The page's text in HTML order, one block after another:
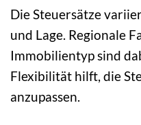
Die Steuersätze
und Lage. Regionale
Immobilientyp sind
Flexibilität hilft, die
anzupassen.